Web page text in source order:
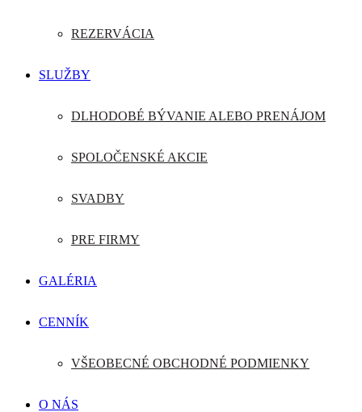
REZERVÁCIA
SLUŽBY
DLHODOBÉ BÝVANIE ALEBO PRENÁJOM
SPOLOČENSKÉ AKCIE
SVADBY
PRE FIRMY
GALÉRIA
CENNÍK
VŠEOBECNÉ OBCHODNÉ PODMIENKY
O NÁS